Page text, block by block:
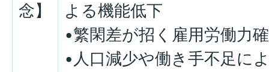
念】
よる機能低下
•繁閑差が招く雇用労働力
•人口減少や働き手不足に